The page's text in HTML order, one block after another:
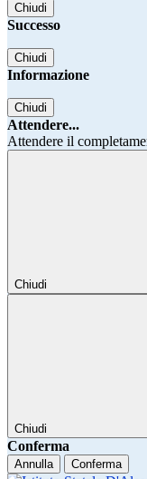
Chiudi
Successo
Chiudi
Informazione
Chiudi
Attendere...
Attendere il
Chiudi
Chiudi
Conferma
Annulla Conferma